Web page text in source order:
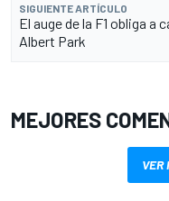
SIGUIENTE ARTÍCULO
El auge de la F1 obliga a
Albert Park
MEJORES
VER